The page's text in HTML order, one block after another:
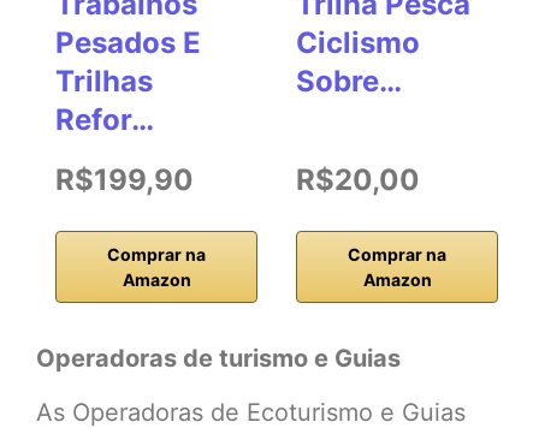
Pesados E
Trilhas
Refor…
R$199,90
Comprar na
Amazon
Ciclismo
Sobre…
R$20,00
Comprar na
Amazon
Operadoras de turismo e Guias
As Operadoras de Ecoturismo e Guias